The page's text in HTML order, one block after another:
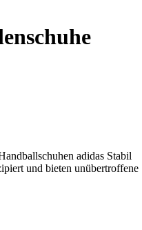
adidas Stabil
und bieten unübertroffene